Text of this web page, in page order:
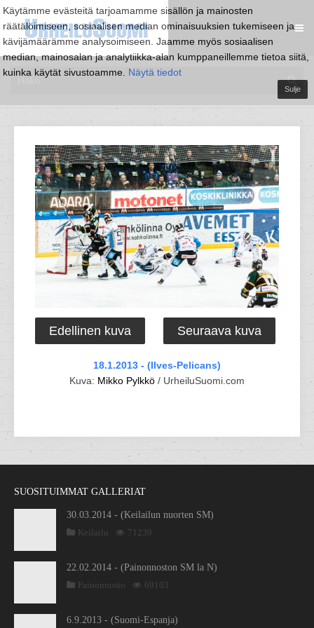
Käytämme evästeitä tarjoamamme sisällön ja mainosten
räätälöimiseen, sosiaalisen median ominaisuuksien tukemiseen ja
kävijämäärämme analysoimiseen. Jaamme myös sosiaalisen
median, mainosalan ja analytiikka-alan kumppaneillemme tietoa siitä,
kuinka käytät sivustoamme. Näytä tiedot
Sulje
Edellinen kuva Seuraava kuva
18.1.2013 - (Ilves-Pelicans)
Kuva: Mikko Pylkkö / UrheiluSuomi.com
SUOSITUIMMAT GALLERIAT
30.03.2014 - (Keilailun nuorten SM)
Keilailu
71239
22.02.2014 - (Painonnoston SM la N)
Painonnosto
69103
6.9.2013 - (Suomi-Espanja)